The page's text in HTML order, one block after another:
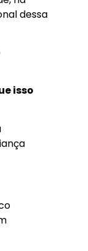
dessa
isso